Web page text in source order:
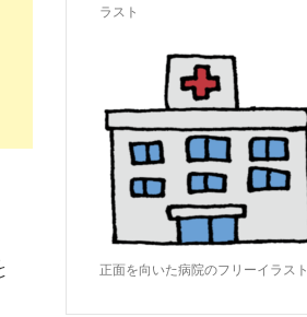
ラスト
正面を向いた病院のフリーイラスト